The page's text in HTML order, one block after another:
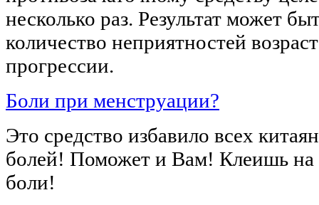
несколько раз. Результат может
количество неприятностей
прогрессии.
Боли при менструации?
Это средство избавило всех
болей! Поможет и Вам! Клеишь на
боли!